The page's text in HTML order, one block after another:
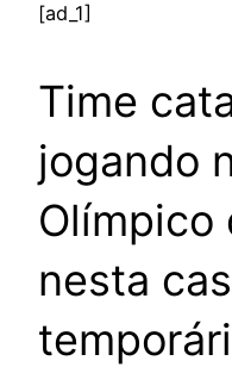
[ad_1]
Time
jogando
Olímpico
nesta